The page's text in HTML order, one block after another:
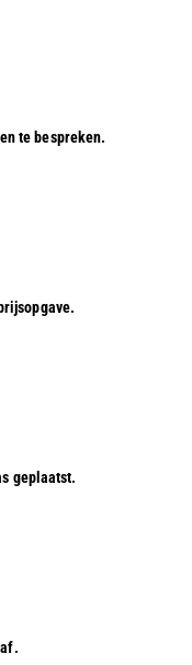
te bespreken.
geplaatst.